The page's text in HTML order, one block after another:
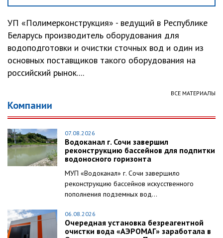
УП «Полимерконструкция» - ведущий в Республике
Беларусь производитель оборудования для
водоподготовки и очистки сточных вод и один из
основных поставщиков такого оборудования на
российский рынок....
ВСЕ МАТЕРИАЛЫ
Компании
07.08.2026
Водоканал г. Сочи завершил
реконструкцию бассейнов для подпитки
водоносного горизонта
МУП «Водоканал» г. Сочи завершило
реконструкцию бассейнов искусственного
пополнения подземных вод...
06.08.2026
Очередная установка безреагентной
очистки вода «АЭРОМАГ» заработала в